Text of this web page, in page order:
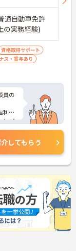
自動車免許
実務経験)
資格取得サポート
ス・賞与あり
員の
利厚
とが
る
にオ
さら
くだ
してもらう